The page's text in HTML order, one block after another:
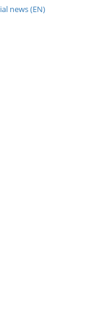
news (EN)